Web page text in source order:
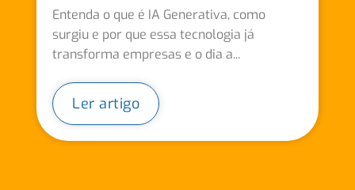
Entenda o que é IA Generativa, como
surgiu e por que essa tecnologia já
transforma empresas e o dia a...
Ler artigo